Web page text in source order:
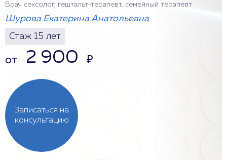
Записаться на
консультацию
Врач сексолог, гештальт-терапевт, семейный терапевт
Шурова Екатерина Анатольевна
Стаж 15 лет
от 2 900 ₽